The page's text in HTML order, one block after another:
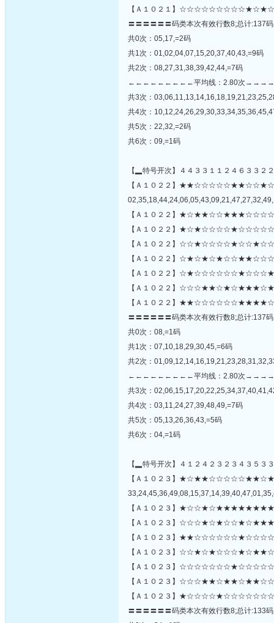
【Ａ１０２１】
〓〓〓〓〓〓码类本次有效行数8;总计:137
共0次：05,17,=2码
共1次：01,02,04,07,15,20,37,40,43,=9码
共2次：08,27,31,38,39,42,44,=7码
←←←←←←←←←平均线：2.80次
共3次：
共4次：
共5次：22,32,=2码
共6次：09,=1码
【▂特号开次】４４３３１１２４６３３２
【Ａ１０２２】
【Ａ１０２２】
【Ａ１０２２】
【Ａ１０２２】
【Ａ１０２２】
【Ａ１０２２】
【Ａ１０２２】
【Ａ１０２２】
〓〓〓〓〓〓码类本次有效行数8;总计:137
共0次：08,=1码
共1次：07,10,18,29,30,45,=6码
共2次：
←←←←←←←←←平均线：2.80次
共3次：
共4次：03,11,24,27,39,48,49,=7码
共5次：05,13,26,36,43,=5码
共6次：04,=1码
【▂特号开次】４１２４２３２３４３５３
【Ａ１０２３】
【Ａ１０２３】
【Ａ１０２３】
【Ａ１０２３】
【Ａ１０２３】
【Ａ１０２３】
【Ａ１０２３】
【Ａ１０２３】
〓〓〓〓〓〓码类本次有效行数8;总计:133